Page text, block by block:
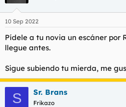
e
:
10 Sep 2022
Pídele a tu novia un escáner por
llegue antes.
Sigue subiendo tu mierda, me
S Sr. Brans
Frikazo